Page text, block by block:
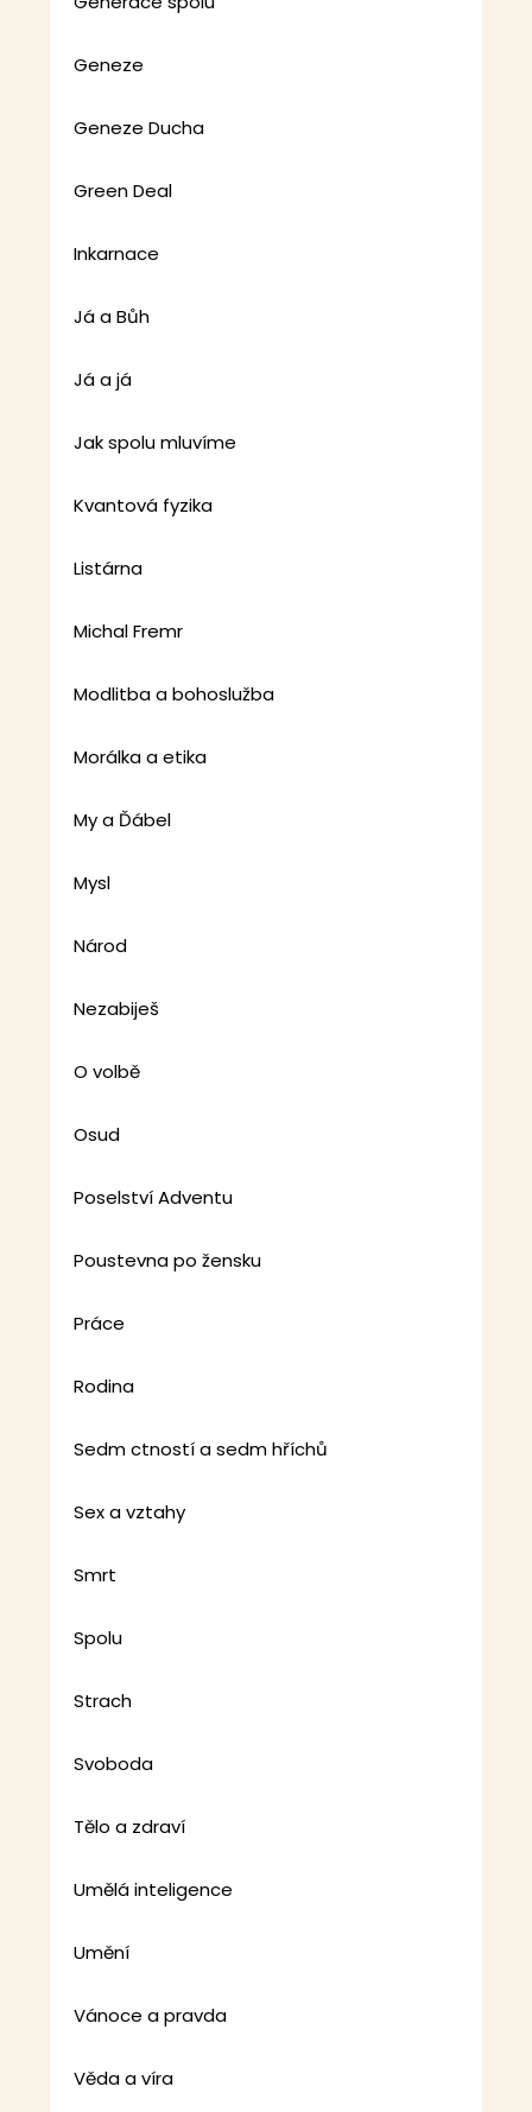
Geneze
Geneze Ducha
Green Deal
Inkarnace
Já a Bůh
Já a já
Jak spolu mluvíme
Kvantová fyzika
Listárna
Michal Fremr
Modlitba a bohoslužba
Morálka a etika
My a Ďábel
Mysl
Národ
Nezabiješ
O volbě
Osud
Poselství Adventu
Poustevna po žensku
Práce
Rodina
Sedm ctností a sedm hříchů
Sex a vztahy
Smrt
Spolu
Strach
Svoboda
Tělo a zdraví
Umělá inteligence
Umění
Vánoce a pravda
Věda a víra